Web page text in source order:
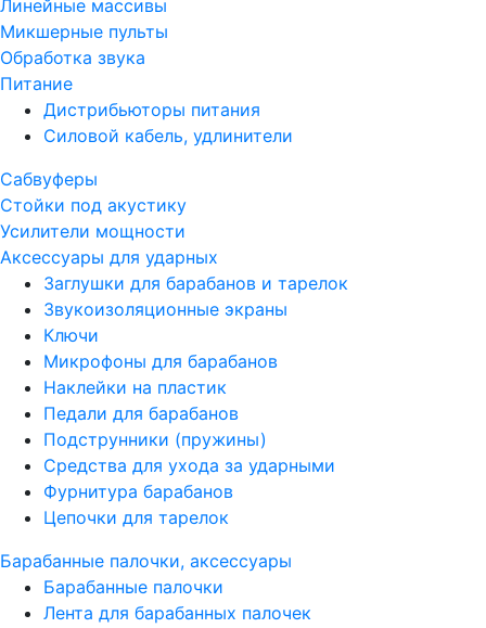
Линейные массивы
Микшерные пульты
Обработка звука
Питание
Дистрибьюторы питания
Силовой кабель, удлинители
Сабвуферы
Стойки под акустику
Усилители мощности
Аксессуары для ударных
Заглушки для барабанов и тарелок
Звукоизоляционные экраны
Ключи
Микрофоны для барабанов
Наклейки на пластик
Педали для барабанов
Подструнники (пружины)
Средства для ухода за ударными
Фурнитура барабанов
Цепочки для тарелок
Барабанные палочки, аксессуары
Барабанные палочки
Лента для барабанных палочек